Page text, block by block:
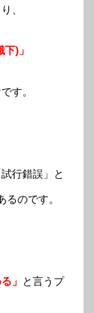
、
)」
す。
行錯誤」と
るのです。
」 と言うプ